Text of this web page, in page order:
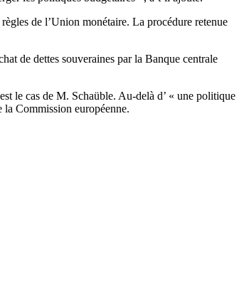
de l’Union monétaire. La procédure retenue
de dettes souveraines par la Banque centrale
le cas de M. Schaüble. Au-delà d’ « une politique
Commission européenne.